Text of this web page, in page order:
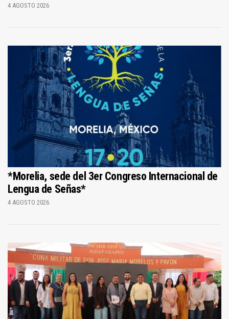
4 AGOSTO 2026
*Morelia, sede del 3er Congreso Internacional de
Lengua de Señas*
4 AGOSTO 2026